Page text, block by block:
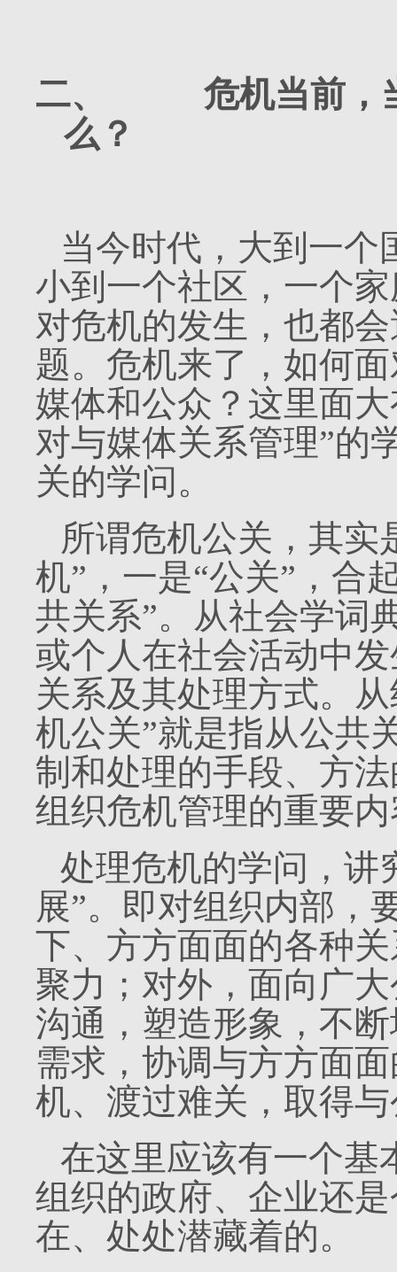
二、
危机当前，
么？
当今时代，大到一个
小到一个社区，一个
对危机的发生，也都
题。危机来了，如何
媒体和公众？这里面
对与媒体关系管理”的
关的学问。
所谓危机公关，其实
机”，一是“公关”，合
共关系”。从社会学词
或个人在社会活动中
关系及其处理方式。
机公关”就是指从公共
制和处理的手段、方
组织危机管理的重要
处理危机的学问，讲
展”。即对组织内部，
下、方方面面的各种
聚力；对外，面向广
沟通，塑造形象，不
需求，协调与方方面
机、渡过难关，取得
在这里应该有一个基
组织的政府、企业还
在、处处潜藏着的。